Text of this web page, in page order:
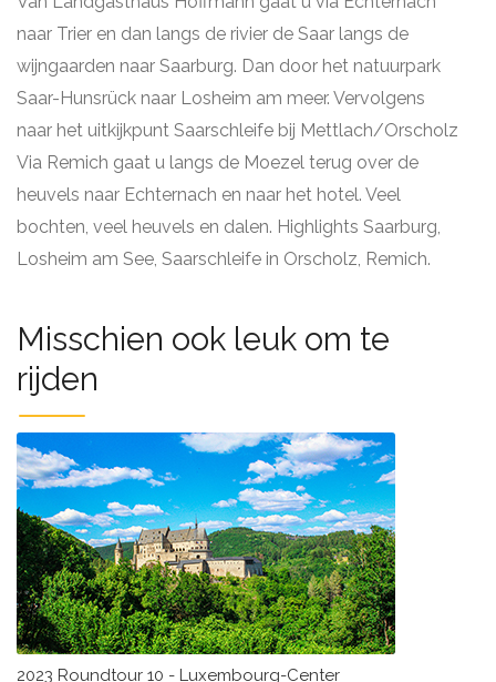
naar Trier en dan langs de rivier de Saar langs de
wijngaarden naar Saarburg. Dan door het natuurpark
Saar-Hunsrück naar Losheim am meer. Vervolgens
naar het uitkijkpunt Saarschleife bij Mettlach/Orscholz
Via Remich gaat u langs de Moezel terug over de
heuvels naar Echternach en naar het hotel. Veel
bochten, veel heuvels en dalen. Highlights Saarburg,
Losheim am See, Saarschleife in Orscholz, Remich.
Misschien ook leuk om te
rijden
2023 Roundtour 10 - Luxembourg-Center